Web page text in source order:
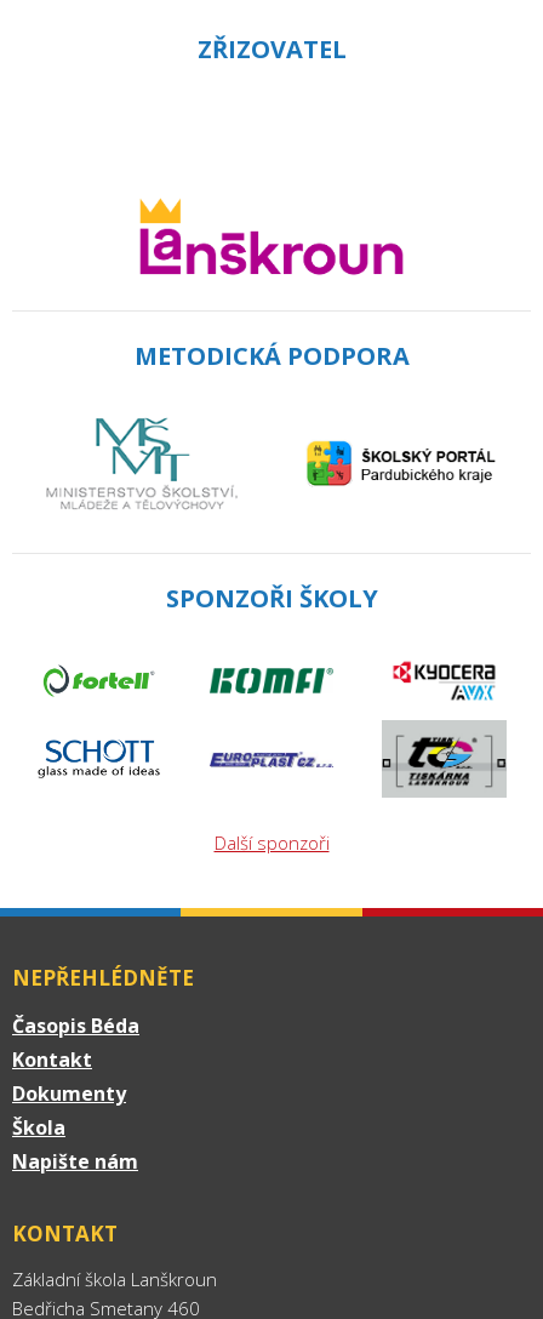
ZŘIZOVATEL
METODICKÁ PODPORA
SPONZOŘI ŠKOLY
Další sponzoři
NEPŘEHLÉDNĚTE
Časopis Béda
Kontakt
Dokumenty
Škola
Napište nám
KONTAKT
Základní škola Lanškroun
Bedřicha Smetany 460